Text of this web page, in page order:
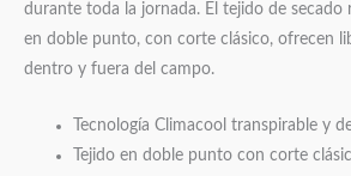
durante toda la jornada. El tejido de secado
en doble punto, con corte clásico, ofrecen
dentro y fuera del campo.
Tecnología Climacool transpirable y
Tejido en doble punto con corte